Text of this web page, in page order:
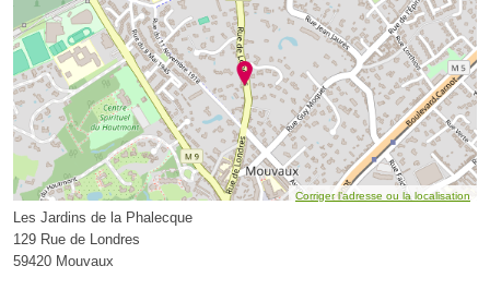
Corriger l’adresse ou la localisation
Les Jardins de la Phalecque
129 Rue de Londres
59420 Mouvaux